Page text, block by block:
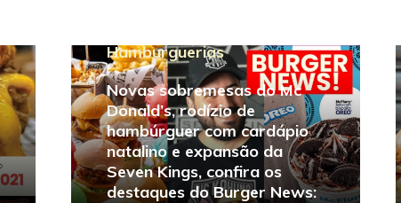
Hamburguerias
Novas sobremesas do Mc
Donald’s, rodízio de
hambúrguer com cardápio
natalino e expansão da
Seven Kings, confira os
destaques do Burger News: